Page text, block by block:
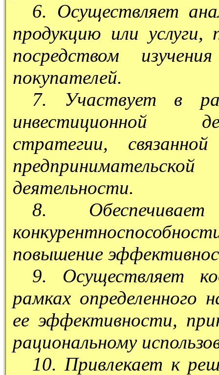
6. Осуществляет
продукцию или
посредством
покупателей.
7. Участвует в
инвестиционной
стратегии,
деятельности.
8.
повышение
9. Осуществляет
рамках определенного
ее эффективности,
рациональному
10. Привлекает к